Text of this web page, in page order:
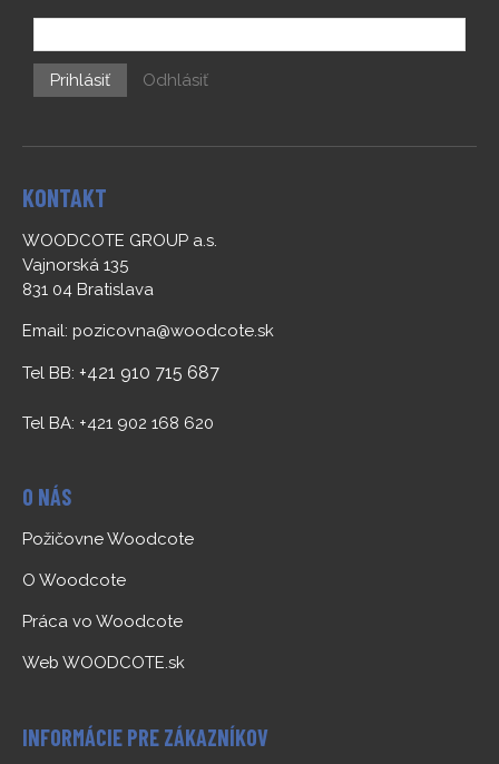
Prihlásiť Odhlásiť
KONTAKT
WOODCOTE GROUP a.s.
Vajnorská 135
831 04 Bratislava
Email: pozicovna@woodcote.sk
Tel BB: +421 910 715 687
Tel BA: +421 902 168 620
O NÁS
Požičovne Woodcote
O Woodcote
Práca vo Woodcote
Web WOODCOTE.sk
INFORMÁCIE PRE ZÁKAZNÍKOV